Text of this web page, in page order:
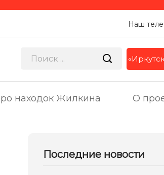
Наш
находок Жилкина О
Последние новости